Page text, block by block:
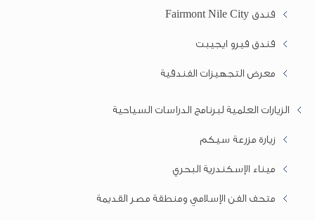
فندق Fairmont Nile City
فندق فيرو ايجيبت
معرض التجهيزات الفندقية
الزيارات العلمية لبرنامج الدراسات السياحية
زيارة مزرعة سيكم
ميناء الإسكندرية البحري
متحف الفن الإسلامي ومنطقة مصر القديمة